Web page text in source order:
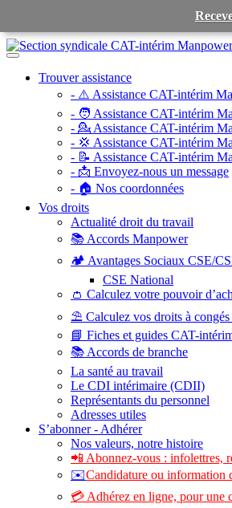
Toggle
navigationTrouver assistance
- ⚠️ Assistance CAT-intérim
- 🧑 Assistance CAT-intérim
- 💁 Assistance CAT-intérim
- 💢 Assistance CAT-intérim
- 📝 Assistance CAT-intérim
- 📩 Envoyez-nous un message
- 🏠 Nos coordonnées
Vos droits
Actualité droit du travail
📚 Accords Manpower
🏕️ Avantages Sociaux CSE/
CSE National
👛 Calculez votre pouvoir
⛱️ Calculez vos droits à
📘 Fiches et guides CAT-
📚 Accords de branche
La santé au travail
Le CDI intérimaire (CDII)
Représentants du personnel
Adresses utiles
S’abonner - Adhérer
Nos valeurs, notre histoire
📲 Abonnez-vous : infolettres,
✉️Candidature ou information
💳 Adhérez en ligne, pour une